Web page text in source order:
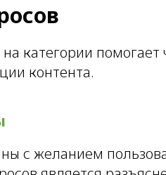
категории помогает
контента.
с желанием